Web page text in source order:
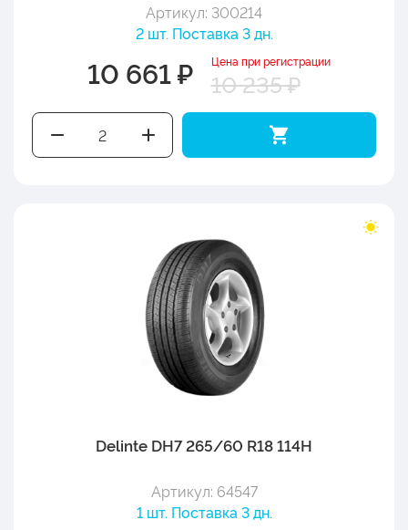
Артикул: 300214
2 шт. Поставка 3 дн.
10 661 ₽ Цена при регистрации
10 235 ₽
Delinte DH7 265/60 R18 114H
Артикул: 64547
1 шт. Поставка 3 дн.